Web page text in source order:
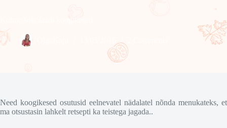
Kolme šokolaadi koogikesed
Need koogikesed osutusid eelnevatel nädalatel nõnda menukateks, et
ma otsustasin lahkelt retsepti ka teistega jagada..